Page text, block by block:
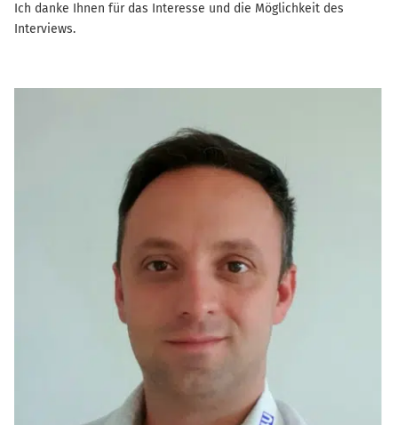
Ich danke Ihnen für das Interesse und die Möglichkeit des
Interviews.